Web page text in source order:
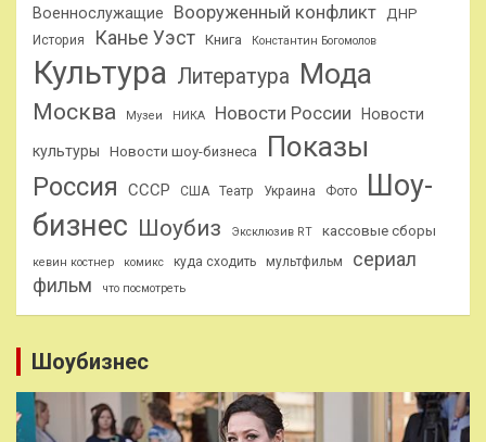
Военнослужащие Вооруженный конфликт ДНР
История Канье Уэст Книга Константин Богомолов
Культура Литература Мода
Москва Музеи НИКА Новости России Новости
культуры Новости шоу-бизнеса Показы
Россия СССР США Театр Украина Фото
Шоу-
бизнес Шоубиз Эксклюзив RT кассовые сборы
кевин костнер комикс куда сходить мультфильм
сериал
фильм
что посмотреть
Шоубизнес